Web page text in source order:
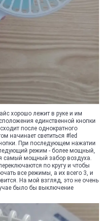
хорошо лежит в руке и им
единственной кнопки
после однократного
начинает светиться #led
При последующем нажатии
режим - более мощный,
самый мощный забор воздуха.
по кругу и чтобы
все режимы, а их всего 3, и
На мой взгляд, это не очень
было бы выключение